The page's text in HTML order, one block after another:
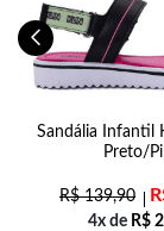
Sandália Infantil
Preto/
R$139,90
4x de R$